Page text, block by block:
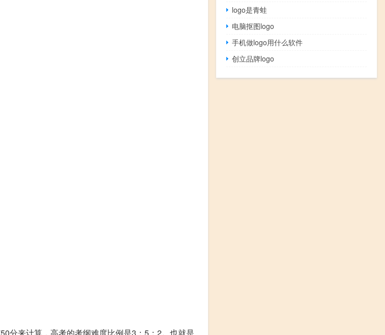
分来计算，高考的考纲难度比例是3：5：2。也就是
logo是青蛙
电脑抠图logo
手机做logo用什么软件
创立品牌logo